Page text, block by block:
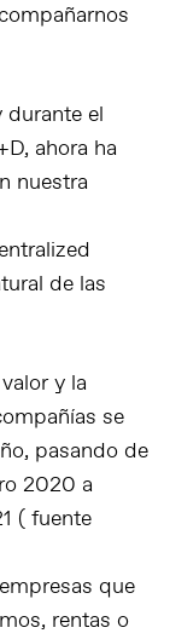
durante el
ahora ha
nuestra
de las
y la
se
pasando de
2020 a
( fuente
que
rentas o